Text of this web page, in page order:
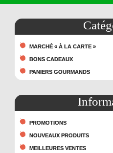
MARCHÉ « À LA CARTE »
BONS CADEAUX
PANIERS GOURMANDS
PROMOTIONS
NOUVEAUX PRODUITS
MEILLEURES VENTES